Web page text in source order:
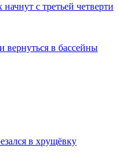
с третьей четверти
в бассейны
в хрущёвку